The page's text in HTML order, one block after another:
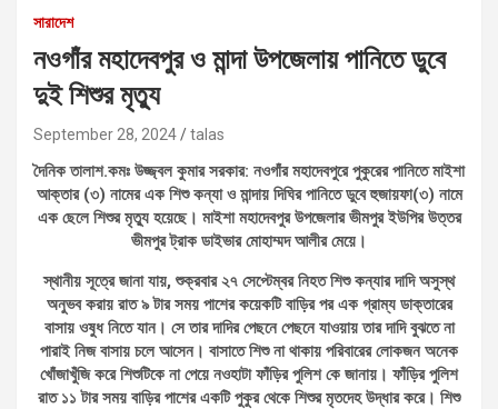
সারাদেশ
নওগাঁর মহাদেবপুর ও মান্দা উপজেলায় পানিতে ডুবে
দুই শিশুর মৃত্যু
September 28, 2024 talas
দৈনিক তালাশ.কমঃ উজ্জ্বল কুমার সরকার: নওগাঁর মহাদেবপুরে পুকুরের পানিতে মাইশা
আক্তার (৩) নামের এক শিশু কন্যা ও মান্দায় দিঘির পানিতে ডুবে হুজায়ফা(৩) নামে
এক ছেলে শিশুর মৃত্যু হয়েছে। মাইশা মহাদেবপুর উপজেলার ভীমপুর ইউপির উত্তর
ভীমপুর ট্রাক ডাইভার মোহাম্মদ আলীর মেয়ে।
স্থানীয় সূত্রে জানা যায়, শুক্রবার ২৭ সেপ্টেম্বর নিহত শিশু কন্যার দাদি অসুস্থ
অনুভব করায় রাত ৯ টার সময় পাশের কয়েকটি বাড়ির পর এক গ্রাম্য ডাক্তারের
বাসায় ওষুধ নিতে যান। সে তার দাদির পেছনে পেছনে যাওয়ায় তার দাদি বুঝতে না
পারাই নিজ বাসায় চলে আসেন। বাসাতে শিশু না থাকায় পরিবারের লোকজন অনেক
খোঁজাখুঁজি করে শিশুটিকে না পেয়ে নওহাটা ফাঁড়ির পুলিশ কে জানায়। ফাঁড়ির পুলিশ
রাত ১১ টার সময় বাড়ির পাশের একটি পুকুর থেকে শিশুর মৃতদেহ উদ্ধার করে। শিশু